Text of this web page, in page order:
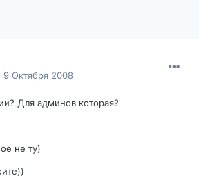
9 Октября 2008
Для админов которая?
не ту)